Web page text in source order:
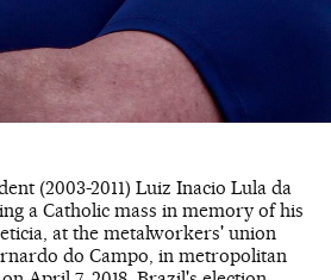
(2003-2011) Luiz Inacio Lula da
a Catholic mass in memory of his
at the metalworkers' union
do Campo, in metropolitan